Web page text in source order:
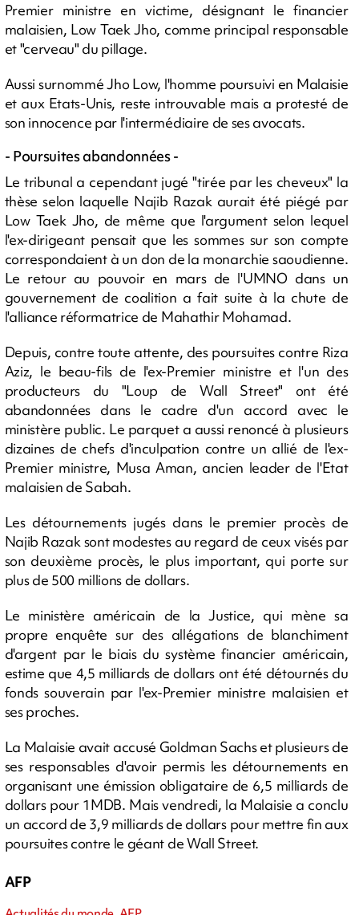
Premier ministre en victime, désignant le financier
malaisien, Low Taek Jho, comme principal responsable
et "cerveau" du pillage.
Aussi surnommé Jho Low, l'homme poursuivi en Malaisie
et aux Etats-Unis, reste introuvable mais a protesté de
son innocence par l'intermédiaire de ses avocats.
- Poursuites abandonnées -
Le tribunal a cependant jugé "tirée par les cheveux" la
thèse selon laquelle Najib Razak aurait été piégé par
Low Taek Jho, de même que l'argument selon lequel
l'ex-dirigeant pensait que les sommes sur son compte
correspondaient à un don de la monarchie saoudienne.
Le retour au pouvoir en mars de l'UMNO dans un
gouvernement de coalition a fait suite à la chute de
l'alliance réformatrice de Mahathir Mohamad.
Depuis, contre toute attente, des poursuites contre Riza
Aziz, le beau-fils de l'ex-Premier ministre et l'un des
producteurs du "Loup de Wall Street" ont été
abandonnées dans le cadre d'un accord avec le
ministère public. Le parquet a aussi renoncé à plusieurs
dizaines de chefs d'inculpation contre un allié de l'ex-
Premier ministre, Musa Aman, ancien leader de l'Etat
malaisien de Sabah.
Les détournements jugés dans le premier procès de
Najib Razak sont modestes au regard de ceux visés par
son deuxième procès, le plus important, qui porte sur
plus de 500 millions de dollars.
Le ministère américain de la Justice, qui mène sa
propre enquête sur des allégations de blanchiment
d'argent par le biais du système financier américain,
estime que 4,5 milliards de dollars ont été détournés du
fonds souverain par l'ex-Premier ministre malaisien et
ses proches.
La Malaisie avait accusé Goldman Sachs et plusieurs de
ses responsables d'avoir permis les détournements en
organisant une émission obligataire de 6,5 milliards de
dollars pour 1MDB. Mais vendredi, la Malaisie a conclu
un accord de 3,9 milliards de dollars pour mettre fin aux
poursuites contre le géant de Wall Street.
AFP